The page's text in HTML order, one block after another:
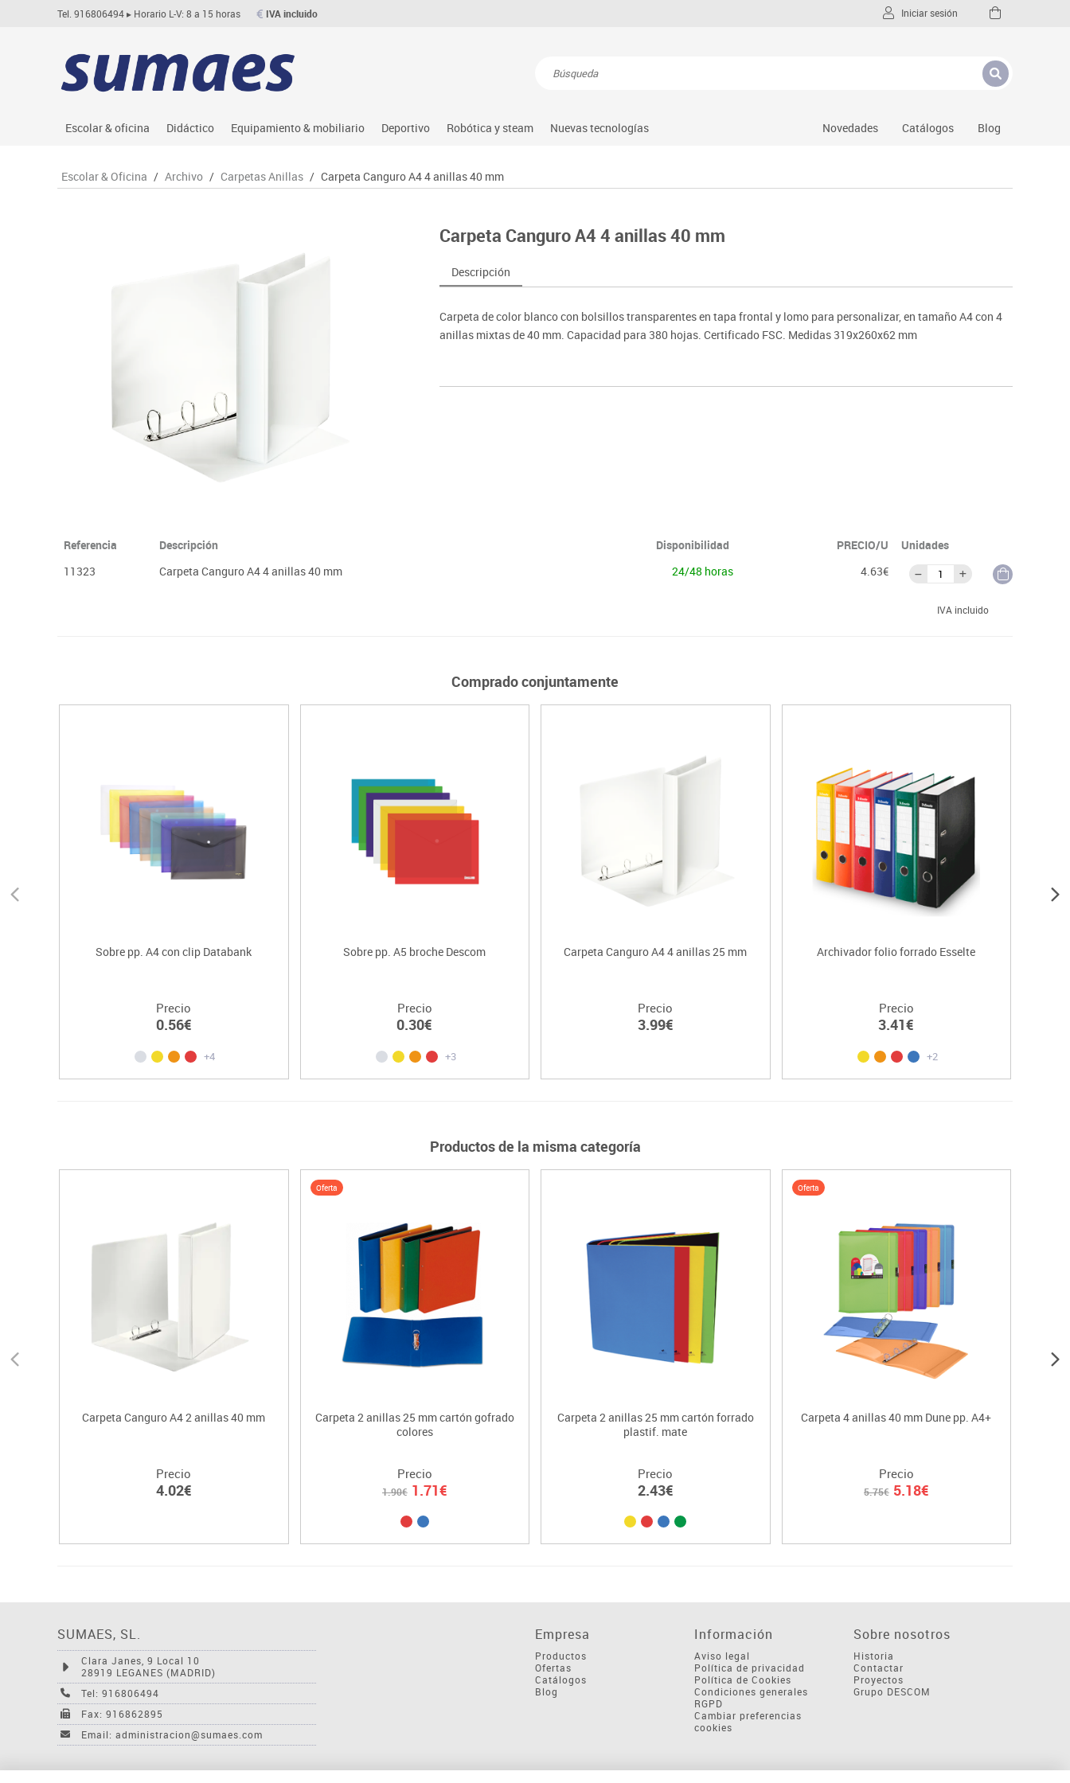
Tel. 916806494▸ Horario L-V: 8 a 15 horas IVA incluido Iniciar sesión
Escolar & oficina
Archivo
Didáctico
Asociación y atención
Espacios multisensoriales
Juegos heurísticos
Lenguaje & idiomas
Equipamiento & mobiliario
Aulas entornos naturales
Muebles escolares
Percheros, baldas y taquillas
Deportivo
Atletismo
Compl. deportivos
Deportes raqueta
Hockey
Protección deportiva
Robótica y steam
Steam
Lego education
Matatastudio
Vex robotics
Nuevas tecnologías
Monitores interactivos
Videoconferencia
Novedades Catálogos Blog
Escolar & Oficina / Archivo / Carpetas Anillas / Carpeta Canguro A4 4 anillas 40 mm
Carpeta Canguro A4 4 anillas 40 mm
Descripción
Carpeta de color blanco con bolsillos transparentes en tapa frontal y lomo para personalizar, en tamaño A4 con 4
anillas mixtas de 40 mm. Capacidad para 380 hojas. Certificado FSC. Medidas 319x260x62 mm
Referencia Descripción Disponibilidad PRECIO/U
Unidades
11323
Carpeta Canguro A4 4 anillas 40 mm 24/48 horas 4.63€
IVA incluido
Comprado conjuntamente
Sobre pp. A4 con clip Databank
Precio
0.56€
+4
Sobre pp. A5 broche Descom
Precio
0.30€
+3
Carpeta Canguro A4 4 anillas 25 mm
Precio
3.99€
Archivador folio forrado Esselte
Precio
3.41€
+2
Productos de la misma categoría
Carpeta Canguro A4 2 anillas 40 mm
Precio
4.02€
Oferta
Carpeta 2 anillas 25 mm cartón gofrado
colores
Precio
1.90€ 1.71€
Carpeta 2 anillas 25 mm cartón forrado
plastif. mate
Precio
2.43€
Oferta
Carpeta 4 anillas 40 mm Dune pp. A4+
Precio
5.75€ 5.18€
SUMAES, SL.
Clara Janes, 9 Local 10
28919 LEGANES (MADRID)
Tel: 916806494
Fax: 916862895
Email: administracion@sumaes.com
Empresa
Productos
Ofertas
Catálogos
Blog
Información
Aviso legal
Política de privacidad
Política de Cookies
Condiciones generales
RGPD
Cambiar preferencias
cookies
Sobre nosotros
Historia
Contactar
Proyectos
Grupo DESCOM